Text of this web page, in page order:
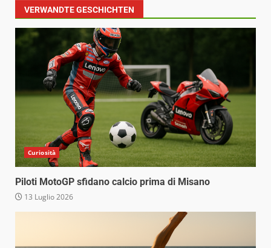
VERWANDTE GESCHICHTEN
Curiosità
Piloti MotoGP sfidano calcio prima di Misano
13 Luglio 2026